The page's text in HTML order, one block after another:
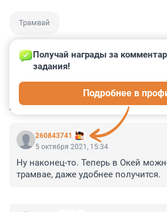
Трамвай
КОММЕНТАРИИ 2
260843741
Получай награды за
задания!
Подробнее в
5 октября 2021, 15:34
Ну наконец-то. Теперь в Окей
трамвае, даже удобнее получится.